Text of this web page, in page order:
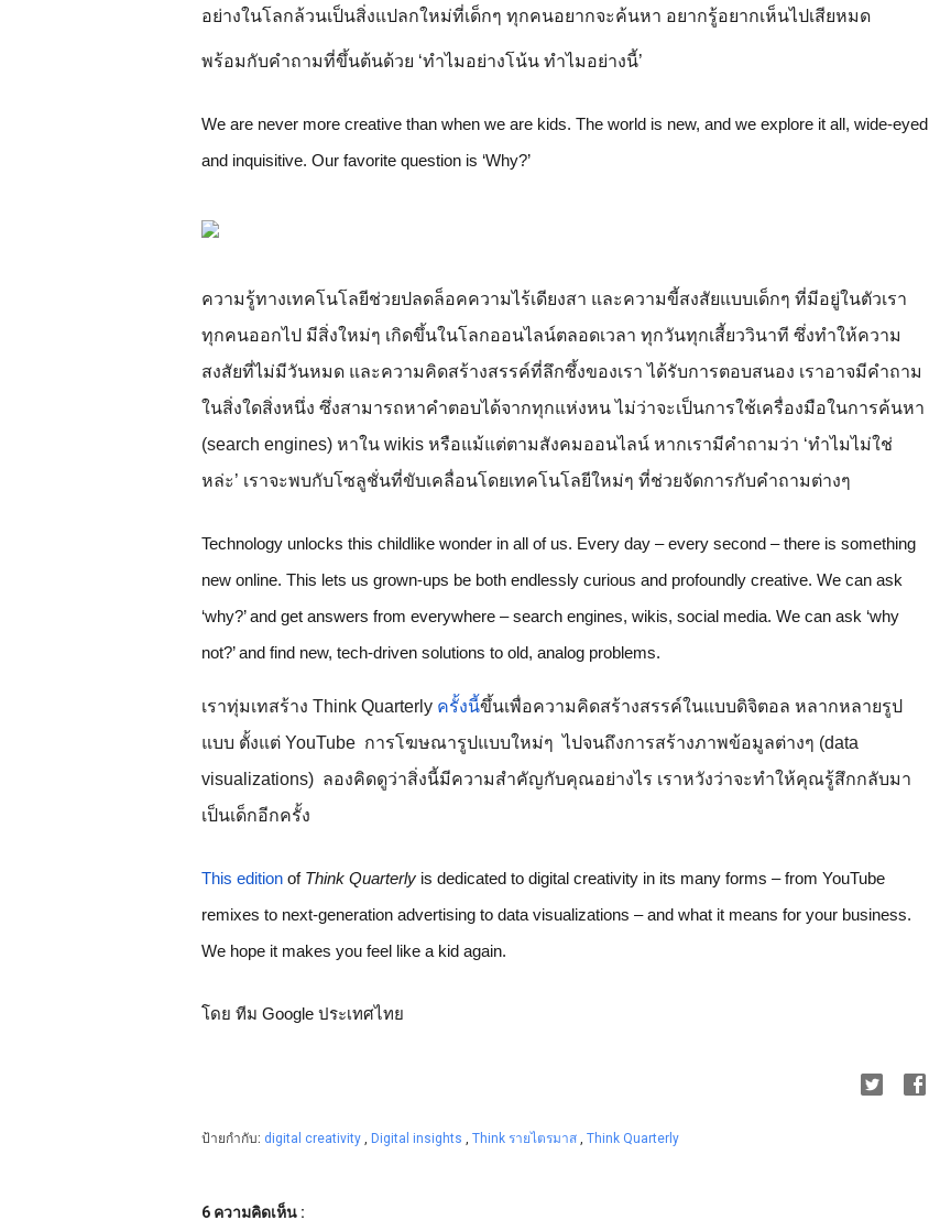
อย่างในโลกล้วนเป็นสิ่งแปลกใหม่ที่เด็กๆ ทุกคนอยากจะค้นหา อยากรู้อยากเห็นไปเสียหมด
พร้อมกับคำถามที่ขึ้นต้นด้วย ‘ทำไมอย่างโน้น ทำไมอย่างนี้’
We are never more creative than when we are kids. The world is new, and we explore it all, wide-eyed
and inquisitive. Our favorite question is ‘Why?’
ความรู้ทางเทคโนโลยีช่วยปลดล็อคความไร้เดียงสา และความขี้สงสัยแบบเด็กๆ ที่มีอยู่ในตัวเรา
ทุกคนออกไป มีสิ่งใหม่ๆ เกิดขึ้นในโลกออนไลน์ตลอดเวลา ทุกวันทุกเสี้ยววินาที ซึ่งทำให้ความ
สงสัยที่ไม่มีวันหมด และความคิดสร้างสรรค์ที่ลึกซึ้งของเรา ได้รับการตอบสนอง เราอาจมีคำถาม
ในสิ่งใดสิ่งหนึ่ง ซึ่งสามารถหาคำตอบได้จากทุกแห่งหน ไม่ว่าจะเป็นการใช้เครื่องมือในการค้นหา
(search engines) หาใน wikis หรือแม้แต่ตามสังคมออนไลน์ หากเรามีคำถามว่า ‘ทำไมไม่ใช่
หล่ะ’ เราจะพบกับโซลูชั่นที่ขับเคลื่อนโดยเทคโนโลยีใหม่ๆ ที่ช่วยจัดการกับคำถามต่างๆ
Technology unlocks this childlike wonder in all of us. Every day – every second – there is something
new online. This lets us grown-ups be both endlessly curious and profoundly creative. We can ask
‘why?’ and get answers from everywhere – search engines, wikis, social media. We can ask ‘why
not?’ and find new, tech-driven solutions to old, analog problems.
เราทุ่มเทสร้าง Think Quarterly ครั้งนี้ขึ้นเพื่อความคิดสร้างสรรค์ในแบบดิจิตอล หลากหลายรูป
แบบ ตั้งแต่ YouTube  การโฆษณารูปแบบใหม่ๆ  ไปจนถึงการสร้างภาพข้อมูลต่างๆ (data
visualizations)  ลองคิดดูว่าสิ่งนี้มีความสำคัญกับคุณอย่างไร เราหวังว่าจะทำให้คุณรู้สึกกลับมา
เป็นเด็กอีกครั้ง
This edition of Think Quarterly is dedicated to digital creativity in its many forms – from YouTube
remixes to next-generation advertising to data visualizations – and what it means for your business.
We hope it makes you feel like a kid again.
โดย ทีม Google ประเทศไทย
ป้ายกำกับ: digital creativity , Digital insights , Think รายไตรมาส , Think Quarterly
6 ความคิดเห็น :